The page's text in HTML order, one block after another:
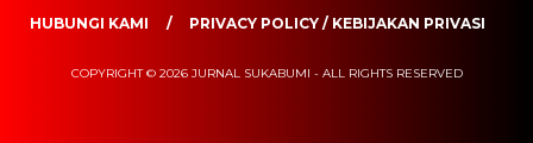
HUBUNGI KAMI
PRIVACY POLICY / KEBIJAKAN PRIVASI
COPYRIGHT © 2026 JURNAL SUKABUMI - ALL RIGHTS RESERVED